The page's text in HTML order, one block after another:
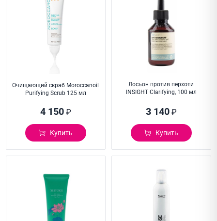
Очищающий скраб Moroccanoil
Purifying Scrub 125 мл
4 150₽
Купить
Лосьон против перхоти
INSIGHT Clarifying, 100 мл
3 140₽
Купить